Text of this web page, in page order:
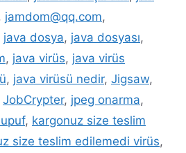
jamdom@qq.com,
java dosya, java dosyası,
, java virüs, java virüs
, java virüsü nedir, Jigsaw,
JobCrypter, jpeg onarma,
, kargonuz size teslim
size teslim edilemedi virüs,